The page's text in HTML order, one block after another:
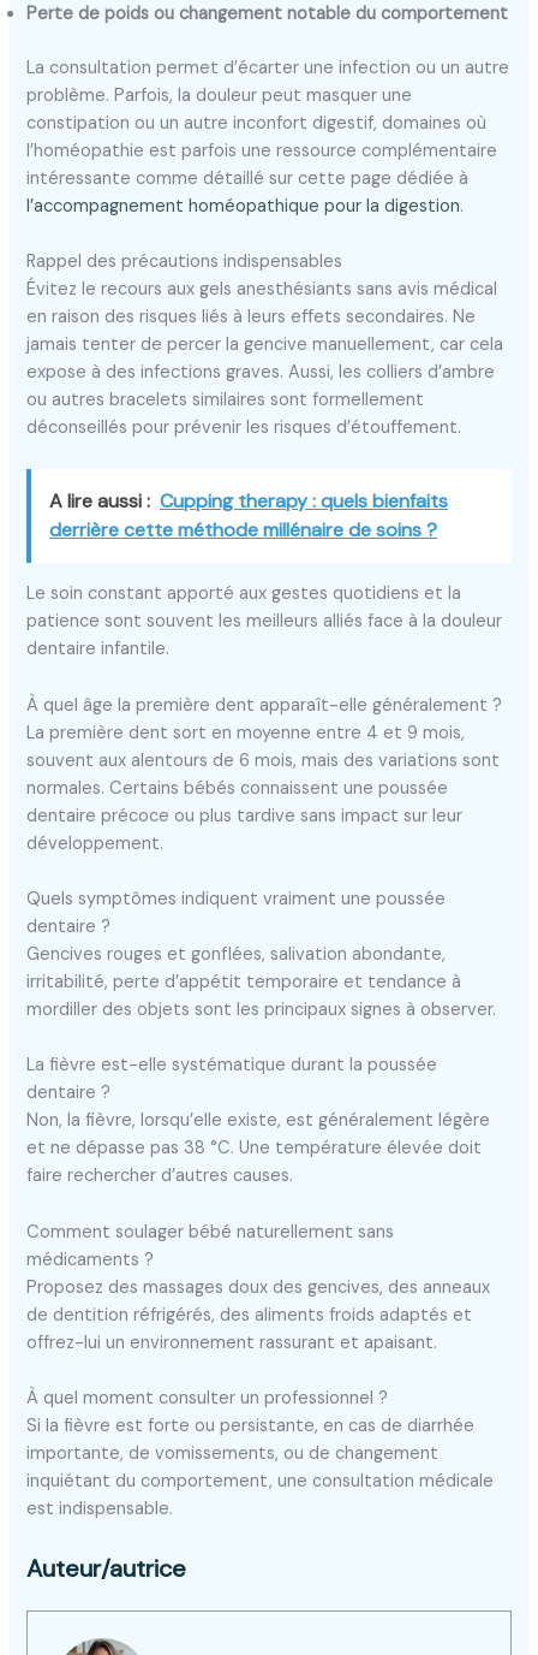
Perte de poids ou changement notable du comportement
La consultation permet d’écarter une infection ou un autre
problème. Parfois, la douleur peut masquer une
constipation ou un autre inconfort digestif, domaines où
l’homéopathie est parfois une ressource complémentaire
intéressante comme détaillé sur cette page dédiée à
l’accompagnement homéopathique pour la digestion.
Rappel des précautions indispensables
Évitez le recours aux gels anesthésiants sans avis médical
en raison des risques liés à leurs effets secondaires. Ne
jamais tenter de percer la gencive manuellement, car cela
expose à des infections graves. Aussi, les colliers d’ambre
ou autres bracelets similaires sont formellement
déconseillés pour prévenir les risques d’étouffement.
A lire aussi : Cupping therapy : quels bienfaits
derrière cette méthode millénaire de soins ?
Le soin constant apporté aux gestes quotidiens et la
patience sont souvent les meilleurs alliés face à la douleur
dentaire infantile.
À quel âge la première dent apparaît-elle généralement ?
La première dent sort en moyenne entre 4 et 9 mois,
souvent aux alentours de 6 mois, mais des variations sont
normales. Certains bébés connaissent une poussée
dentaire précoce ou plus tardive sans impact sur leur
développement.
Quels symptômes indiquent vraiment une poussée
dentaire ?
Gencives rouges et gonflées, salivation abondante,
irritabilité, perte d’appétit temporaire et tendance à
mordiller des objets sont les principaux signes à observer.
La fièvre est-elle systématique durant la poussée
dentaire ?
Non, la fièvre, lorsqu’elle existe, est généralement légère
et ne dépasse pas 38 °C. Une température élevée doit
faire rechercher d’autres causes.
Comment soulager bébé naturellement sans
médicaments ?
Proposez des massages doux des gencives, des anneaux
de dentition réfrigérés, des aliments froids adaptés et
offrez-lui un environnement rassurant et apaisant.
À quel moment consulter un professionnel ?
Si la fièvre est forte ou persistante, en cas de diarrhée
importante, de vomissements, ou de changement
inquiétant du comportement, une consultation médicale
est indispensable.
Auteur/autrice